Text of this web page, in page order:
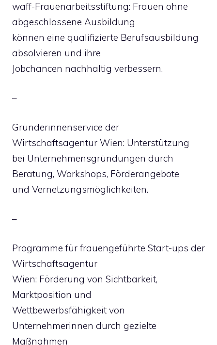
waff-Frauenarbeitsstiftung: Frauen ohne
abgeschlossene Ausbildung
können eine qualifizierte Berufsausbildung
absolvieren und ihre
Jobchancen nachhaltig verbessern.
–
Gründerinnenservice der
Wirtschaftsagentur Wien: Unterstützung
bei Unternehmensgründungen durch
Beratung, Workshops, Förderangebote
und Vernetzungsmöglichkeiten.
–
Programme für frauengeführte Start-ups der
Wirtschaftsagentur
Wien: Förderung von Sichtbarkeit,
Marktposition und
Wettbewerbsfähigkeit von
Unternehmerinnen durch gezielte
Maßnahmen